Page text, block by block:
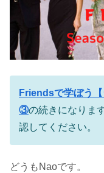
Friendsで学ぼう【
③の続きになりま
認してください。
どうもNaoです。